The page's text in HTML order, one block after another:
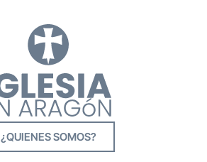
¿QUIENES SOMOS?